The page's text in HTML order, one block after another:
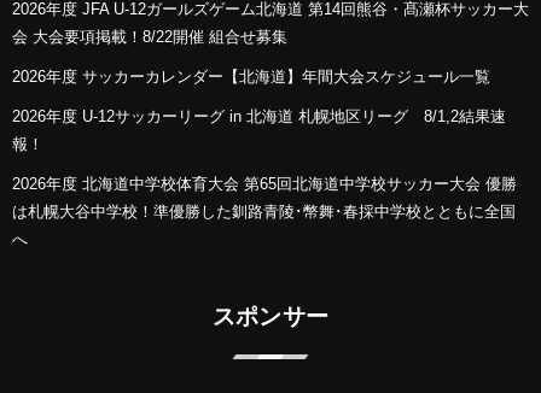
2026年度 JFA U-12ガールズゲーム北海道 第14回熊谷・髙瀬杯サッカー大
会 大会要項掲載！8/22開催 組合せ募集
2026年度 サッカーカレンダー【北海道】年間大会スケジュール一覧
2026年度 U-12サッカーリーグ in 北海道 札幌地区リーグ 8/1,2結果速
報！
2026年度 北海道中学校体育大会 第65回北海道中学校サッカー大会 優勝
は札幌大谷中学校！準優勝した釧路青陵･幣舞･春採中学校とともに全国
へ
スポンサー